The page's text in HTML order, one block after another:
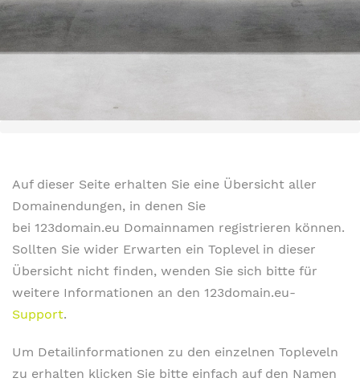
Auf dieser Seite erhalten Sie eine Übersicht aller
Domainendungen, in denen Sie
bei 123domain.eu Domainnamen registrieren können.
Sollten Sie wider Erwarten ein Toplevel in dieser
Übersicht nicht finden, wenden Sie sich bitte für
weitere Informationen an den 123domain.eu-
Support.
Um Detailinformationen zu den einzelnen Topleveln
zu erhalten klicken Sie bitte einfach auf den Namen